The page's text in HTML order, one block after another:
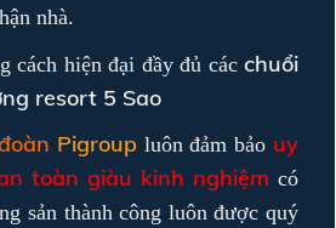
nhà.
cách hiện đại đầy đủ các chuổi
resort 5 Sao
Pigroupluôn đảm bảo uy
toàn giàu kinh nghiệm có
sản thành công luôn được quý